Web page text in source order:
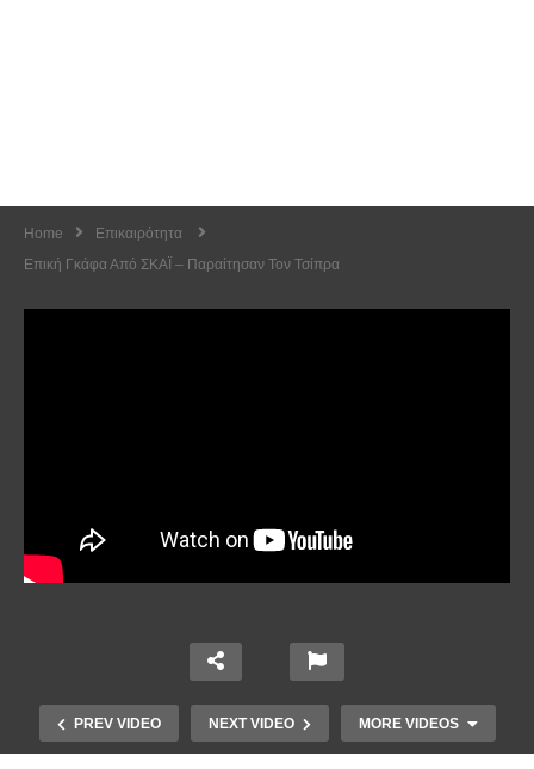
Home
Επικαιρότητα
Επική Γκάφα Από ΣΚΑΪ – Παραίτησαν Τον Τσίπρα
PREV VIDEO NEXT VIDEO MORE VIDEOS